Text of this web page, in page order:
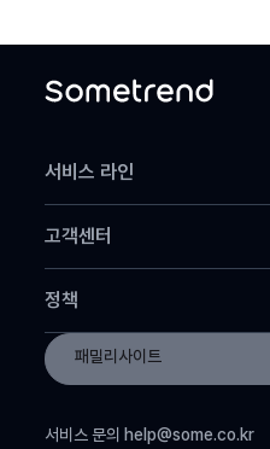
서비스 라인
썸트렌드 클라우드
고객센터
공지사항
정책
이용약관
개인정보 처리방침
패밀리사이트
서비스 문의 help@some.co.kr